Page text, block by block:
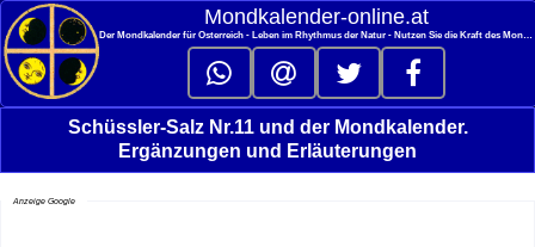
< Mondkalender‑online.at
Der Mondkalender für Österreich - Leben im Rhythmus der Natur - Nutzen Sie die Kraft des Mondes
Schüssler-Salz Nr.11 und der Mondkalender.
Ergänzungen und Erläuterungen
Anzeige Google